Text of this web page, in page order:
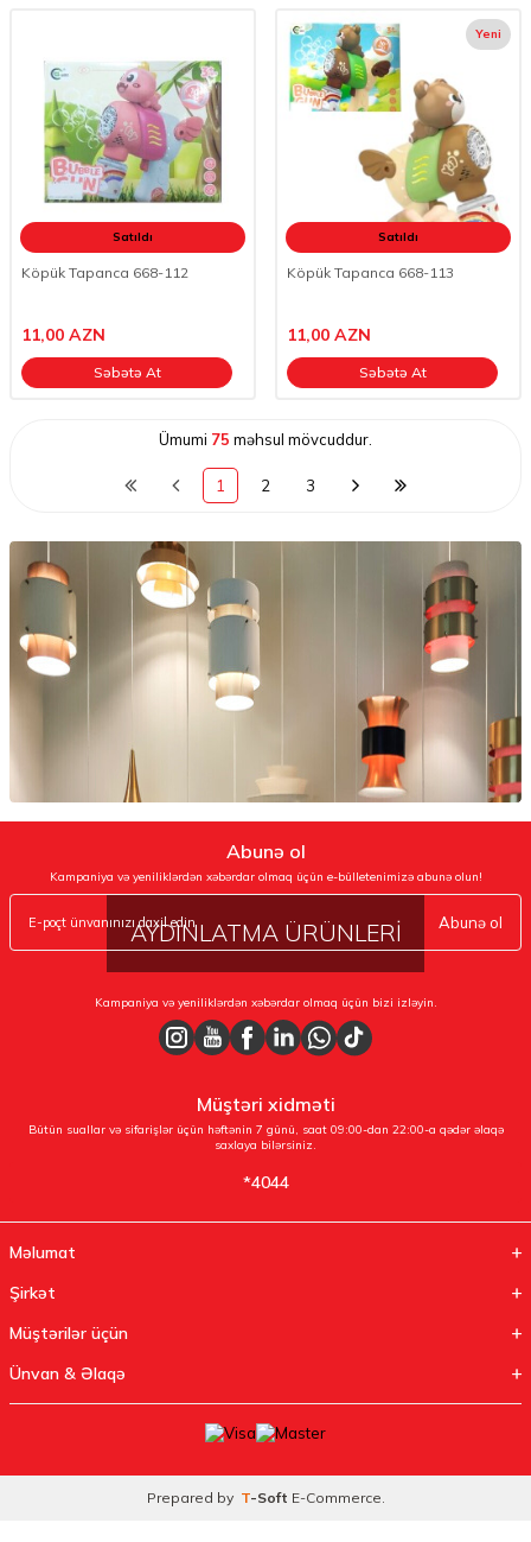
Satıldı
Köpük Tapanca 668-112
11,00 AZN
Səbətə At
Yeni
Satıldı
Köpük Tapanca 668-113
11,00 AZN
Səbətə At
Ümumi 75 məhsul mövcuddur.
1 2 3
AYDINLATMA ÜRÜNLERİ
Abunə ol
Kampaniya və yeniliklərdən xəbərdar olmaq üçün e-bülletenimizə abunə olun!
Abunə ol
Kampaniya və yeniliklərdən xəbərdar olmaq üçün bizi izləyin.
Müştəri xidməti
Bütün suallar və sifarişlər üçün həftənin 7 günü, saat 09:00-dan 22:00-a qədər əlaqə
saxlaya bilərsiniz.
*4044
Məlumat
Şirkət
Müştərilər üçün
Ünvan & Əlaqə
Prepared by T-Soft E-Commerce.